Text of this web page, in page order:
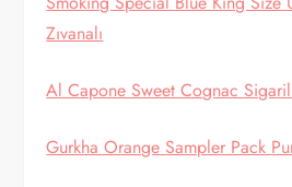
Zıvanalı
Al Capone Sweet Cognac
Gurkha Orange Sampler Pack